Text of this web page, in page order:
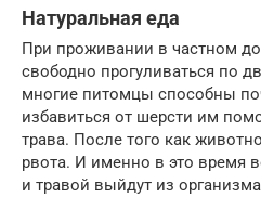
Натуральная еда
При проживании в частном
свободно прогуливаться по
многие питомцы способны
избавиться от шерсти им
трава. После того как
рвота. И именно в это время
и травой выйдут из